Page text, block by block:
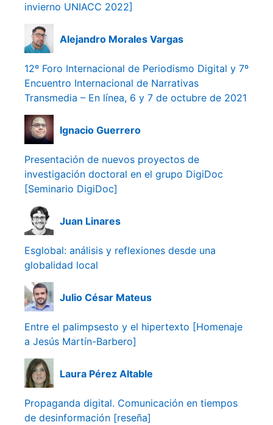
invierno UNIACC 2022]
Alejandro Morales Vargas
12º Foro Internacional de Periodismo Digital y 7º
Encuentro Internacional de Narrativas
Transmedia – En línea, 6 y 7 de octubre de 2021
Ignacio Guerrero
Presentación de nuevos proyectos de
investigación doctoral en el grupo DigiDoc
[Seminario DigiDoc]
Juan Linares
Esglobal: análisis y reflexiones desde una
globalidad local
Julio César Mateus
Entre el palimpsesto y el hipertexto [Homenaje
a Jesús Martín-Barbero]
Laura Pérez Altable
Propaganda digital. Comunicación en tiempos
de desinformación [reseña]